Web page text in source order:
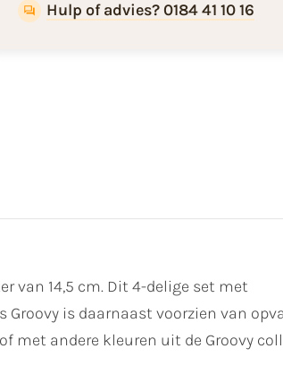
Hulp of advies? 0184 41 10 16
van 14,5 cm. Dit 4-delige set met
is daarnaast voorzien van
met andere kleuren uit de Groovy